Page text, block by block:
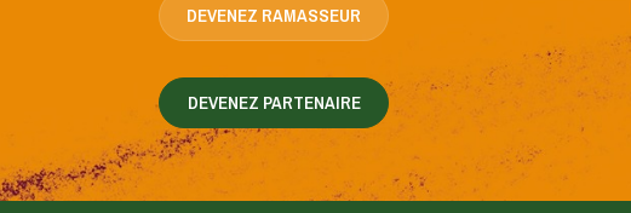
DEVENEZ RAMASSEUR
DEVENEZ PARTENAIRE